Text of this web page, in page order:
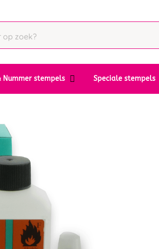
Nummer stempels Speciale stempels